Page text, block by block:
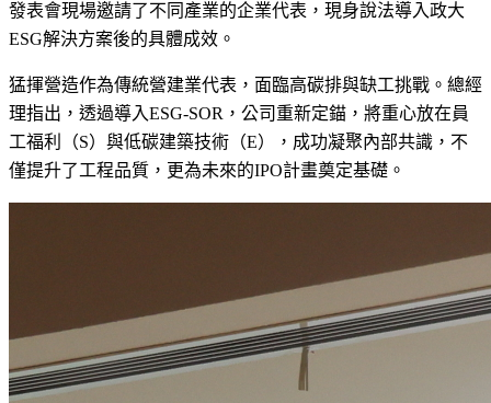
發表會現場邀請了不同產業的企業代表，現身說法導入政大
ESG解決方案後的具體成效。
猛揮營造作為傳統營建業代表，面臨高碳排與缺工挑戰。總經
理指出，透過導入ESG-SOR，公司重新定錨，將重心放在員
工福利（S）與低碳建築技術（E），成功凝聚內部共識，不
僅提升了工程品質，更為未來的IPO計畫奠定基礎。